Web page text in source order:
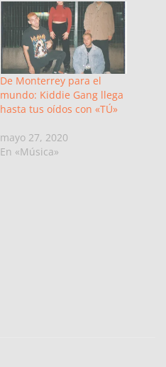
De Monterrey para el
mundo: Kiddie Gang llega
hasta tus oídos con «TÚ»
mayo 27, 2020
En «Música»